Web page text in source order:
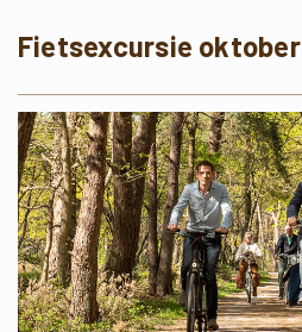
Fietsexcursie oktober